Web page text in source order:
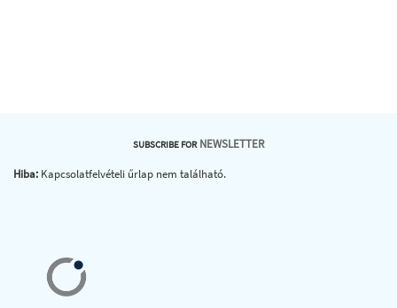
SUBSCRIBE FORNEWSLETTER
Hiba: Kapcsolatfelvételi űrlap nem található.